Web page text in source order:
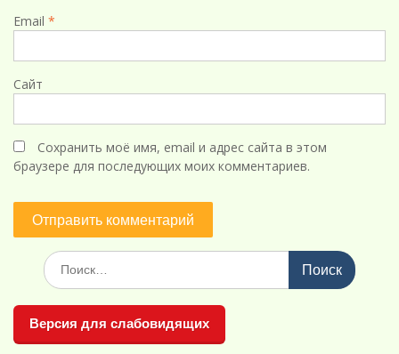
Email *
Сайт
Сохранить моё имя, email и адрес сайта в этом
браузере для последующих моих комментариев.
Поиск
по:
Версия для слабовидящих